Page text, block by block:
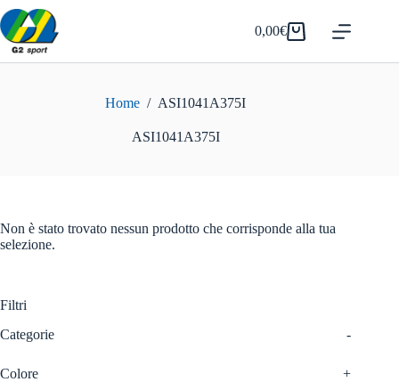
Salta
al
contenuto
Carrello
0,00€
Home / ASI1041A375I
ASI1041A375I
Non è stato trovato nessun prodotto che corrisponde alla tua
selezione.
Filtri
Categorie
-
Colore +